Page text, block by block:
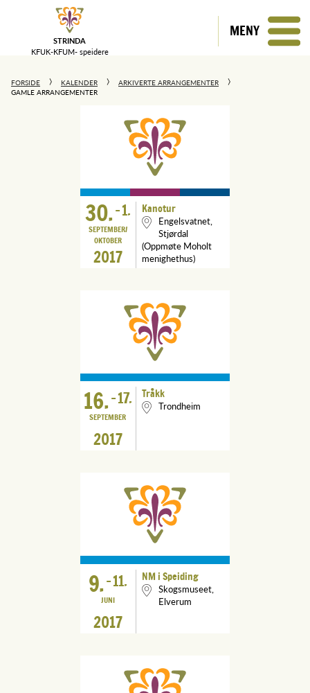
STRINDA
KFUK-KFUM- speidere
MENY
FORSIDE KALENDER
ARKIVERTE ARRANGEMENTER
GAMLE ARRANGEMENTER
30.-1.
SEPTEMBER
OKTOBER
2017
Kanotur
Engelsvatnet,
Stjørdal
(Oppmøte Moholt
menighethus)
16.-17.
SEPTEMBER
2017
Tråkk
Trondheim
9.-11.
JUNI
2017
NM i Speiding
Skogsmuseet,
Elverum